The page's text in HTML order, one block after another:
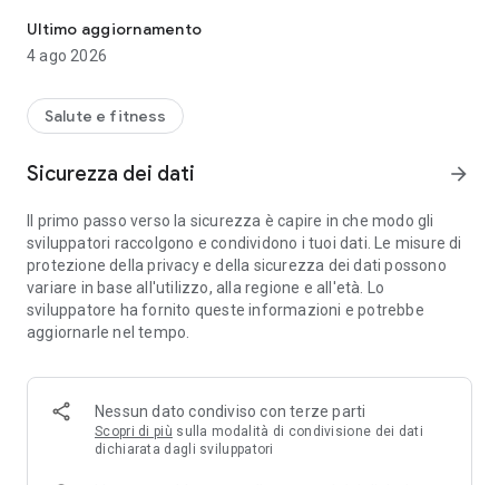
StreakUp non è un'app di allenamento. È un'
abitudini di allenamento a corpo libero
esercizio, inizia con uno e non spezzare la catena.
piano, raggiunga obiettivi, conti le ripetizioni con la
fotocamera. StreakUp fa una domanda semplice: ti sei
presentato oggi? Sì? La tua serie cresce. Fine.
Stanco? Una flessione richiede 3 secondi. Impegnato? Uno
squat tra due riunioni. In viaggio? Niente palestra.
TRACCIA QUALSIASI ESERCIZIO A CORPO LIBERO
• Flessioni
• Squat
• Trazioni e chin-up
Ultimo aggiornamento
4 ago 2026
Salute e fitness
Sicurezza dei dati arrow_forward
Il primo passo verso la sicurezza è capire in che modo gli
sviluppatori raccolgono e condividono i tuoi dati. Le misure di
protezione della privacy e della sicurezza dei dati possono
variare in base all'utilizzo, alla regione e all'età. Lo
sviluppatore ha fornito queste informazioni e potrebbe
aggiornarle nel tempo.
Nessun dato condiviso con terze parti
Scopri di più sulla modalità di condivisione dei dati
dichiarata dagli sviluppatori